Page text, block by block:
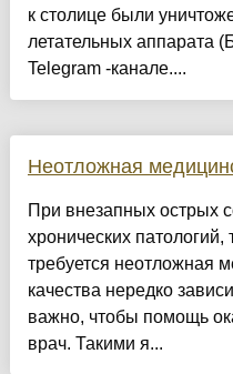
к столице были
летательных аппарата
Telegram -канале....
Неотложная
При внезапных острых
хронических
требуется неотложная
качества нередко
важно, чтобы помощь
врач. Такими я...